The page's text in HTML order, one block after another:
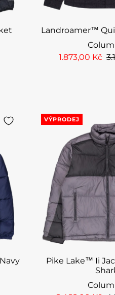
Landroamer™
1.873,00 Kč
VÝPRODEJ
Pike Lake™ Ii